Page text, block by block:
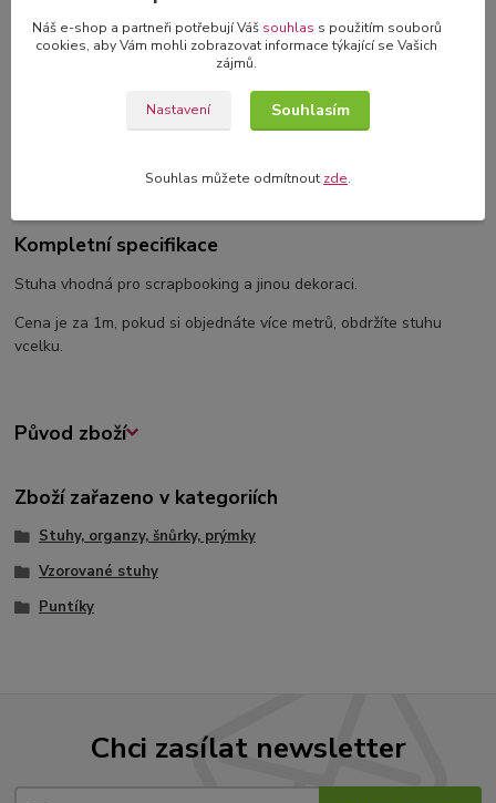
originální blahopřání s 3D dekorací
Kompletní specifikace
Stuha vhodná pro scrapbooking a jinou dekoraci.
Cena je za 1m, pokud si objednáte více metrů, obdržíte stuhu
vcelku.
Původ zboží
Zboží zařazeno v kategoriích
Stuhy, organzy, šnůrky, prýmky
Vzorované stuhy
Puntíky
Chci zasílat newsletter
Náš e-shop a partneři potřebují Váš souhlas s použitím souborů
cookies, aby Vám mohli zobrazovat informace týkající se Vašich
zájmů.
Nastavení Souhlasím
Souhlas můžete odmítnout zde.